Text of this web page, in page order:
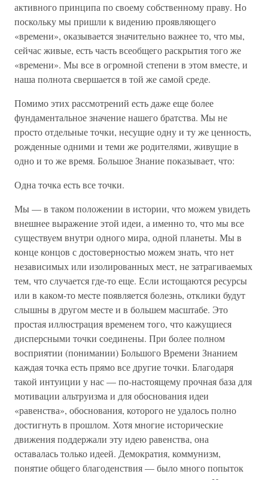
активного принципа по своему собственному праву. Но
поскольку мы пришли к видению проявляющего
«времени», оказывается значительно важнее то, что мы,
сейчас живые, есть часть всеобщего раскрытия того же
«времени». Мы все в огромной степени в этом вместе, и
наша полнота свершается в той же самой среде.
Помимо этих рассмотрений есть даже еще более
фундаментальное значение нашего братства. Мы не
просто отдельные точки, несущие одну и ту же ценность,
рожденные одними и теми же родителями, живущие в
одно и то же время. Большое Знание показывает, что:
Одна точка есть все точки.
Мы — в таком положении в истории, что можем увидеть
внешнее выражение этой идеи, а именно то, что мы все
существуем внутри одного мира, одной планеты. Мы в
конце концов с достоверностью можем знать, что нет
независимых или изолированных мест, не затрагиваемых
тем, что случается где-то еще. Если истощаются ресурсы
или в каком-то месте появляется болезнь, отклики будут
слышны в другом месте и в большем масштабе. Это
простая иллюстрация временем того, что кажущиеся
дисперсными точки соединены. При более полном
восприятии (понимании) Большого Времени Знанием
каждая точка есть прямо все другие точки. Благодаря
такой интуиции у нас — по-настоящему прочная база для
мотивации альтруизма и для обоснования идеи
«равенства», обоснования, которого не удалось полно
достигнуть в прошлом. Хотя многие исторические
движения поддержали эту идею равенства, она
оставалась только идеей. Демократия, коммунизм,
понятие общего благоденствия — было много попыток